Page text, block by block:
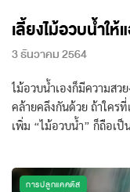
เลี้ยงไม้อวบน้ำใ
3 ธันวาคม 2564
ไม้อวบน้ำเองก็มีความสว
คล้ายคลึงกันด้วย ถ้าใคร
เพิ่ม “ไม้อวบน้ำ” ก็ถือเป็
การปลูกแคคตัส